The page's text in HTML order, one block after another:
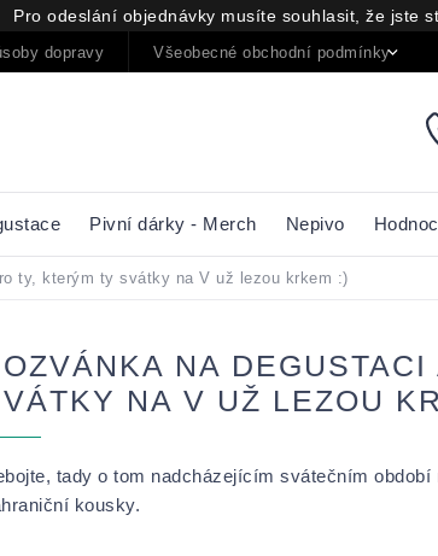
Pro odeslání objednávky musíte souhlasit, že jste
dopravy Všeobecné obchodní podmínky
Pivní dárky - Merch Nepivo
ty, kterým ty svátky na V už lezou krkem :)
NA
NA V UŽ LEZOU
tady o tom nadcházejícím svátečním
kousky.